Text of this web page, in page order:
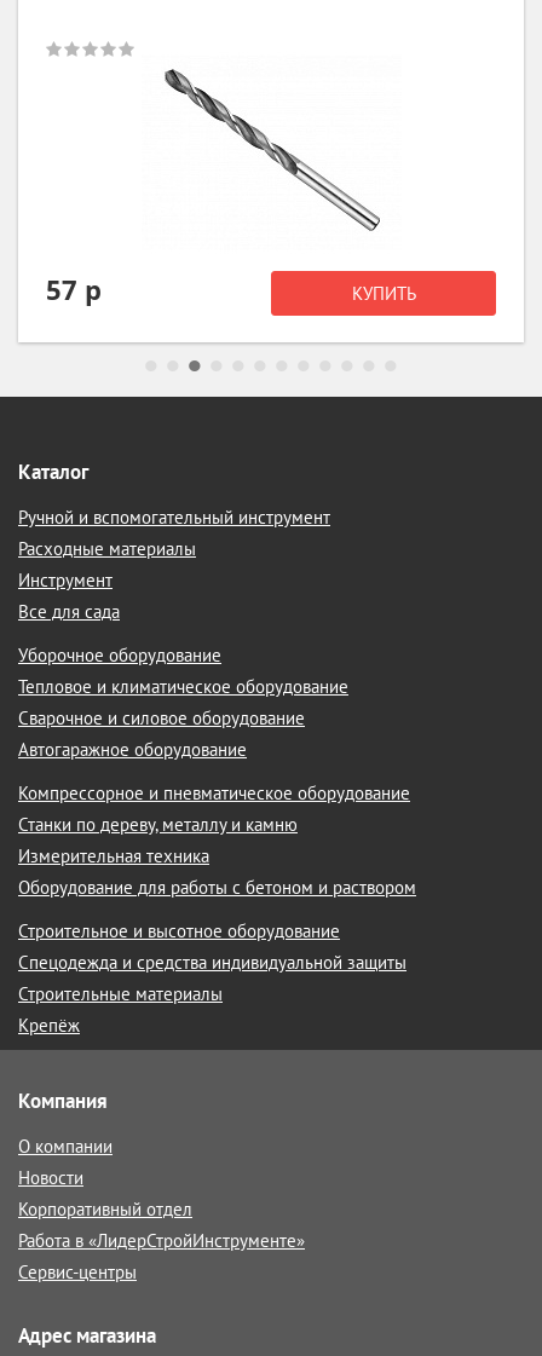
57 р КУПИТЬ
Каталог
Ручной и вспомогательный инструмент
Расходные материалы
Инструмент
Все для сада
Уборочное оборудование
Тепловое и климатическое оборудование
Сварочное и силовое оборудование
Автогаражное оборудование
Компрессорное и пневматическое оборудование
Станки по дереву, металлу и камню
Измерительная техника
Оборудование для работы с бетоном и раствором
Строительное и высотное оборудование
Спецодежда и средства индивидуальной защиты
Строительные материалы
Крепёж
Компания
О компании
Новости
Корпоративный отдел
Работа в «ЛидерСтройИнструменте»
Сервис-центры
Адрес магазина